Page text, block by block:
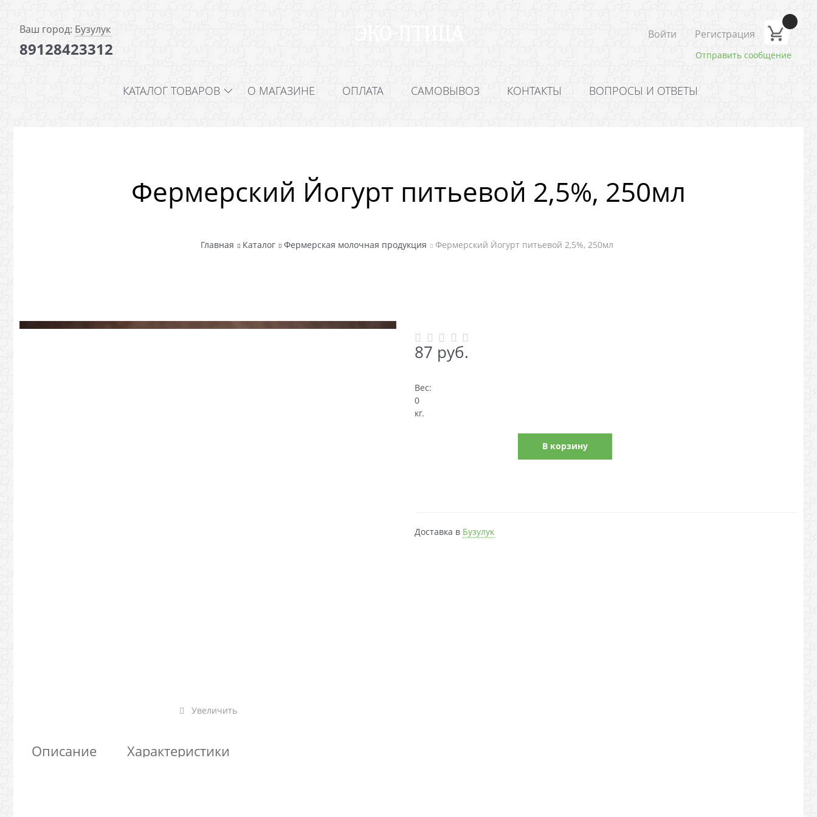
Ваш город: Бузулук
89128423312
Войти Регистрация
Отправить сообщение
КАТАЛОГ ТОВАРОВ О МАГАЗИНЕ ОПЛАТА САМОВЫВОЗ КОНТАКТЫ ВОПРОСЫ И ОТВЕТЫ
Фермерский Йогурт питьевой 2,5%, 250мл
Главная Каталог Фермерская молочная продукция Фермерский Йогурт питьевой 2,5%, 250мл
Увеличить
87 руб.
Вес:
0
кг.
В корзину
Доставка в Бузулук
Описание Характеристики